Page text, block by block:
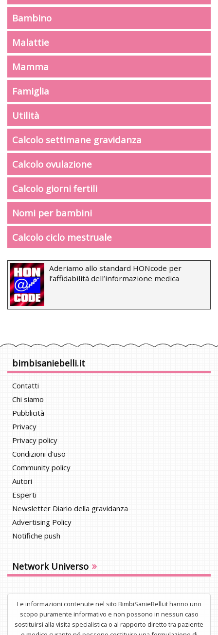
Bambino
Malattie
Mamma
Famiglia
Utilità
Calcolo settimane gravidanza
Calcolo ovulazione
Calcolo giorni fertili
Nomi per bambini
Calcolo ciclo mestruale
Aderiamo allo standard HONcode per
l’affidabilità dell’informazione medica
bimbisaniebelli.it
Contatti
Chi siamo
Pubblicità
Privacy
Privacy policy
Condizioni d'uso
Community policy
Autori
Esperti
Newsletter Diario della gravidanza
Advertising Policy
Notifiche push
Network Universo »
Le informazioni contenute nel sito BimbiSanieBelli.it hanno uno
scopo puramente informativo e non possono in nessun caso
sostituirsi alla visita specialistica o al rapporto diretto tra paziente